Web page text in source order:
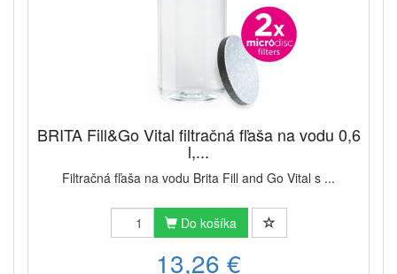
, medzi ktorými je dobre známy chlór. Filter
však zanecháva minerály potrebné pre telo, ako je
. Na zabezpečenie dostatočnej
účinnosti by sa mal filter vo fľaši meniť aspoň každé 4
týždne. Ak sa fľaša často plní tvrdou vodou s
vysokým obsahom vodného kameňa, filter je
filtračnými fľašami Brita Fill & Go jemikrodiskový filter
, ktorý si u nás môžete kúpiť v
praktickom balení 3 ks. Ak nechcete myslieť na to, že
budete musieť niekoľko mesiacov kupovať náhradné
filtre, kúpte si praktické baleniefiltračnej fľaše Brita
Fill & Go Vital so 7 filtrami.
umiestnenie do držiaka pohára v aute, vďaka čomu
BRITA Fill&Go Vital filtračná fľaša na vodu 0,6
l,...
Filtračná fľaša na vodu Brita Fill and Go Vital s ...
Do košíka
13,26 €